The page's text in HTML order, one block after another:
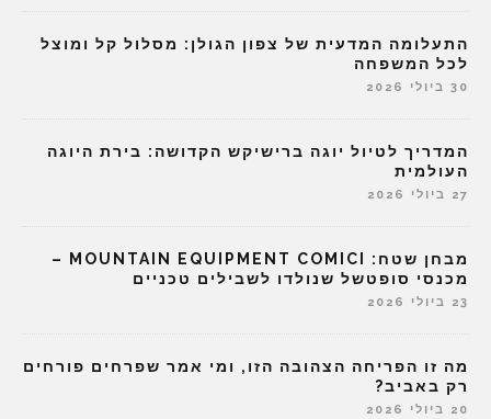
התעלומה המדעית של צפון הגולן: מסלול קל ומוצל
לכל המשפחה
30 ביולי 2026
המדריך לטיול יוגה ברישיקש הקדושה: בירת היוגה
העולמית
27 ביולי 2026
מבחן שטח: MOUNTAIN EQUIPMENT COMICI –
מכנסי סופטשל שנולדו לשבילים טכניים
23 ביולי 2026
מה זו הפריחה הצהובה הזו, ומי אמר שפרחים פורחים
רק באביב?
20 ביולי 2026